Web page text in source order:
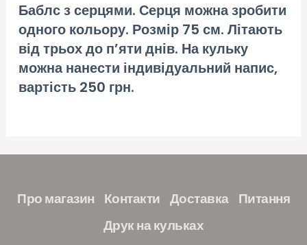
Баблс з серцями. Серця можна зробити
одного кольору. Розмір 75 см. Літають
від трьох до п’яти днів. На кульку
можна нанести індивідуальний напис,
вартість 250 грн.
Про магазин Контакти Доставка Питання
Друк на кульках